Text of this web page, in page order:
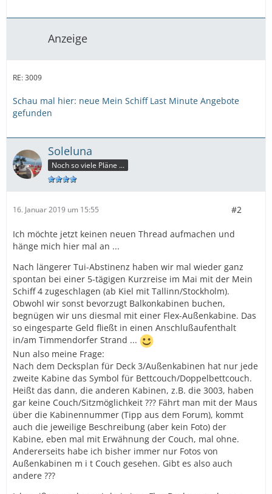
Anzeige
RE: 3009
Schau mal hier: neue Mein Schiff Last Minute Angebote
gefunden
Soleluna
Noch so viele Pläne ...
16. Januar 2019 um 15:55 #2
Ich möchte jetzt keinen neuen Thread aufmachen und
hänge mich hier mal an ...
Nach längerer Tui-Abstinenz haben wir mal wieder ganz
spontan bei einer 5-tägigen Kurzreise im Mai mit der Mein
Schiff 4 zugeschlagen (ab Kiel mit Tallinn/Stockholm).
Obwohl wir sonst bevorzugt Balkonkabinen buchen,
begnügen wir uns diesmal mit einer Flex-Außenkabine. Das
so eingesparte Geld fließt in einen Anschlußaufenthalt
in/am Timmendorfer Strand ...
Nun also meine Frage:
Nach dem Decksplan für Deck 3/Außenkabinen hat nur jede
zweite Kabine das Symbol für Bettcouch/Doppelbettcouch.
Heißt das dann, die anderen Kabinen, z.B. die 3003, haben
gar keine Couch/Sitzmöglichkeit ??? Fährt man mit der Maus
über die Kabinennummer (Tipp aus dem Forum), kommt
auch die jeweilige Beschreibung (aber kein Foto) der
Kabine, eben mal mit Erwähnung der Couch, mal ohne.
Andererseits habe ich bisher immer nur Fotos von
Außenkabinen m i t Couch gesehen. Gibt es also auch
andere ???